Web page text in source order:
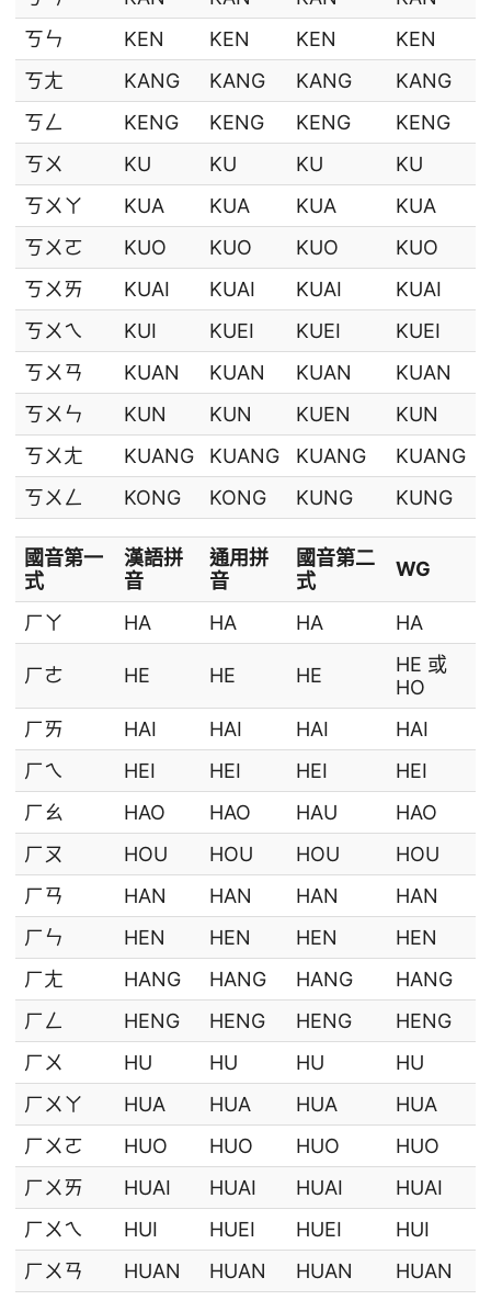
ㄎㄣ
KEN KEN KEN
KEN
ㄎㄤ
KANG KANG KANG
KANG
ㄎㄥ
KENG KENG KENG
KENG
ㄎㄨ
KU KU KU
KU
ㄎㄨㄚ
KUA KUA KUA
KUA
ㄎㄨㄛ
KUO KUO KUO
KUO
ㄎㄨㄞ
KUAI KUAI KUAI
KUAI
ㄎㄨㄟ
KUI KUEI KUEI
KUEI
ㄎㄨㄢ
KUAN KUAN KUAN
KUAN
ㄎㄨㄣ
KUN KUN KUEN
KUN
ㄎㄨㄤ
KUANG KUANG KUANG
KUANG
ㄎㄨㄥ
KONG KONG KUNG KUNG
國音第一
式
漢語拼
音
通用拼
音
國音第二
式
WG
ㄏㄚ HA HA HA HA
ㄏㄜ HE HE HE
HE 或
HO
ㄏㄞ
HAI HAI HAI
HAI
ㄏㄟ
HEI HEI HEI
HEI
ㄏㄠ
HAO HAO HAU
HAO
ㄏㄡ
HOU HOU HOU
HOU
ㄏㄢ
HAN HAN HAN
HAN
ㄏㄣ
HEN HEN HEN
HEN
ㄏㄤ
HANG HANG HANG
HANG
ㄏㄥ
HENG HENG HENG
HENG
ㄏㄨ
HU HU HU
HU
ㄏㄨㄚ
HUA HUA HUA
HUA
ㄏㄨㄛ
HUO HUO HUO
HUO
ㄏㄨㄞ
HUAI HUAI HUAI
HUAI
ㄏㄨㄟ
HUI HUEI HUEI
HUI
ㄏㄨㄢ
HUAN HUAN HUAN
HUAN